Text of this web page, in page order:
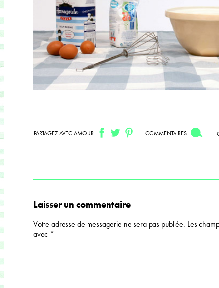
PARTAGEZ AVEC AMOUR COMMENTAIRES
Laisser un commentaire
Votre adresse de messagerie ne sera pas publiée. Les
avec *